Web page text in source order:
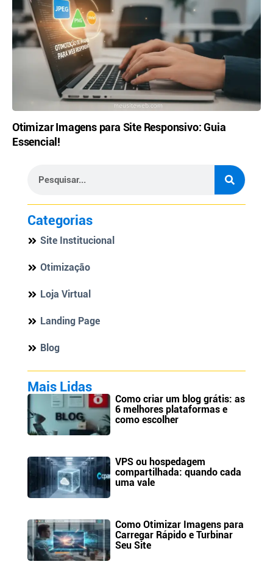
Otimizar Imagens para Site Responsivo: Guia
Essencial!
Categorias
Site Institucional
Otimização
Loja Virtual
Landing Page
Blog
Mais Lidas
Como criar um blog grátis: as
6 melhores plataformas e
como escolher
VPS ou hospedagem
compartilhada: quando cada
uma vale
Como Otimizar Imagens para
Carregar Rápido e Turbinar
Seu Site